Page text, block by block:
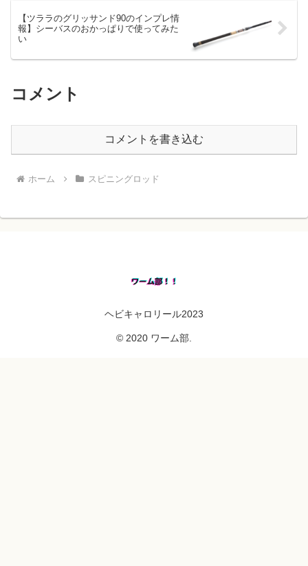
【ツララのグリッサンド90のインプレ情
報】シーバスのおかっぱりで使ってみた
い
コメント
コメントを書き込む
ホーム スピニングロッド
ヘビキャロリール2023
© 2020 ワーム部.